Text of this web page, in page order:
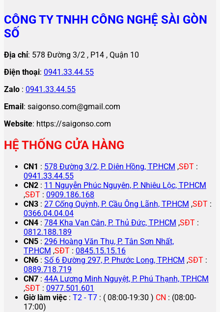
CÔNG TY TNHH CÔNG NGHỆ SÀI GÒN
SỐ
Địa chỉ: 578 Đường 3/2 , P14 , Quận 10
Điện thoại: 0941.33.44.55
Zalo : 0941.33.44.55
Email: saigonso.com@gmail.com
Website: https://saigonso.com
HỆ THỐNG CỬA HÀNG
CN1 : 578 Đường 3/2, P. Diên Hồng, TP.HCM ,SĐT :
0941.33.44.55
CN2 : 11 Nguyễn Phúc Nguyên, P. Nhiêu Lộc, TP.HCM
,SĐT : 0909.186.168
CN3 : 27 Cống Quỳnh, P. Cầu Ông Lãnh, TP.HCM ,SĐT :
0366.04.04.04
CN4 : 784 Kha Vạn Cân, P. Thủ Đức, TP.HCM ,SĐT :
0812.188.189
CN5 : 296 Hoàng Văn Thụ, P. Tân Sơn Nhất,
TP.HCM ,SĐT : 0845.15.15.16
CN6 : Số 6 Đường 297, P. Phước Long, TP.HCM ,SĐT :
0889.718.719
CN7 : 44A Lương Minh Nguyệt, P. Phú Thạnh, TP.HCM
,SĐT : 0977.501.601
Giờ làm việc : T2 - T7 : ( 08:00-19:30 ) CN : (08:00-
17:00)